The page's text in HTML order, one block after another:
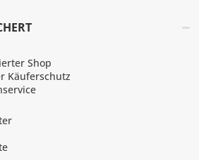
Shop
Käuferschutz